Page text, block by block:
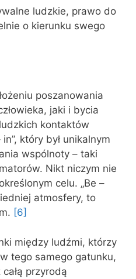
ludzkie, prawo do
o kierunku swego
poszanowania
jaki i bycia
kontaktów
który był unikalnym
wspólnoty – taki
Nikt niczym nie
celu. „Be –
atmosfery, to
[6]
między ludźmi, którzy
tego samego gatunku,
przyrodą